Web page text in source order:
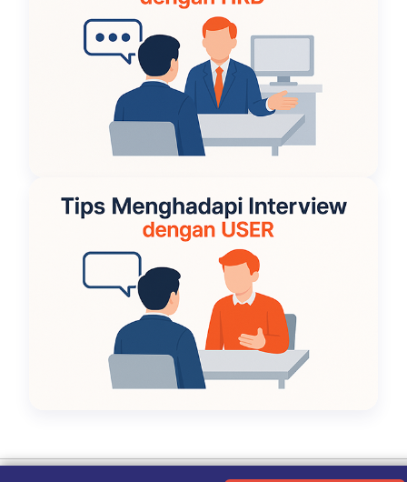
Kebijakan Privasi|Tentang Kami|